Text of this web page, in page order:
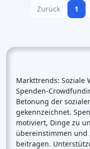
Zurück
1
Markttrends: Soziale
Spenden-
Betonung der
gekennzeichnet.
motiviert, Dinge zu
übereinstimmen und
beitragen.